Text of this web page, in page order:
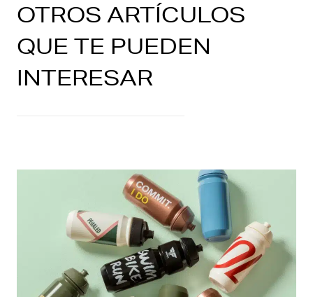
OTROS ARTÍCULOS
QUE TE PUEDEN
INTERESAR